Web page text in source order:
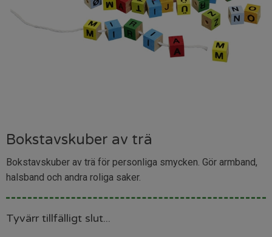
Bokstavskuber av trä
Bokstavskuber av trä för personliga smycken. Gör armband,
halsband och andra roliga saker.
Tyvärr tillfälligt slut...